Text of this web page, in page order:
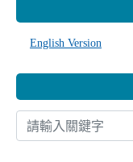
English Version